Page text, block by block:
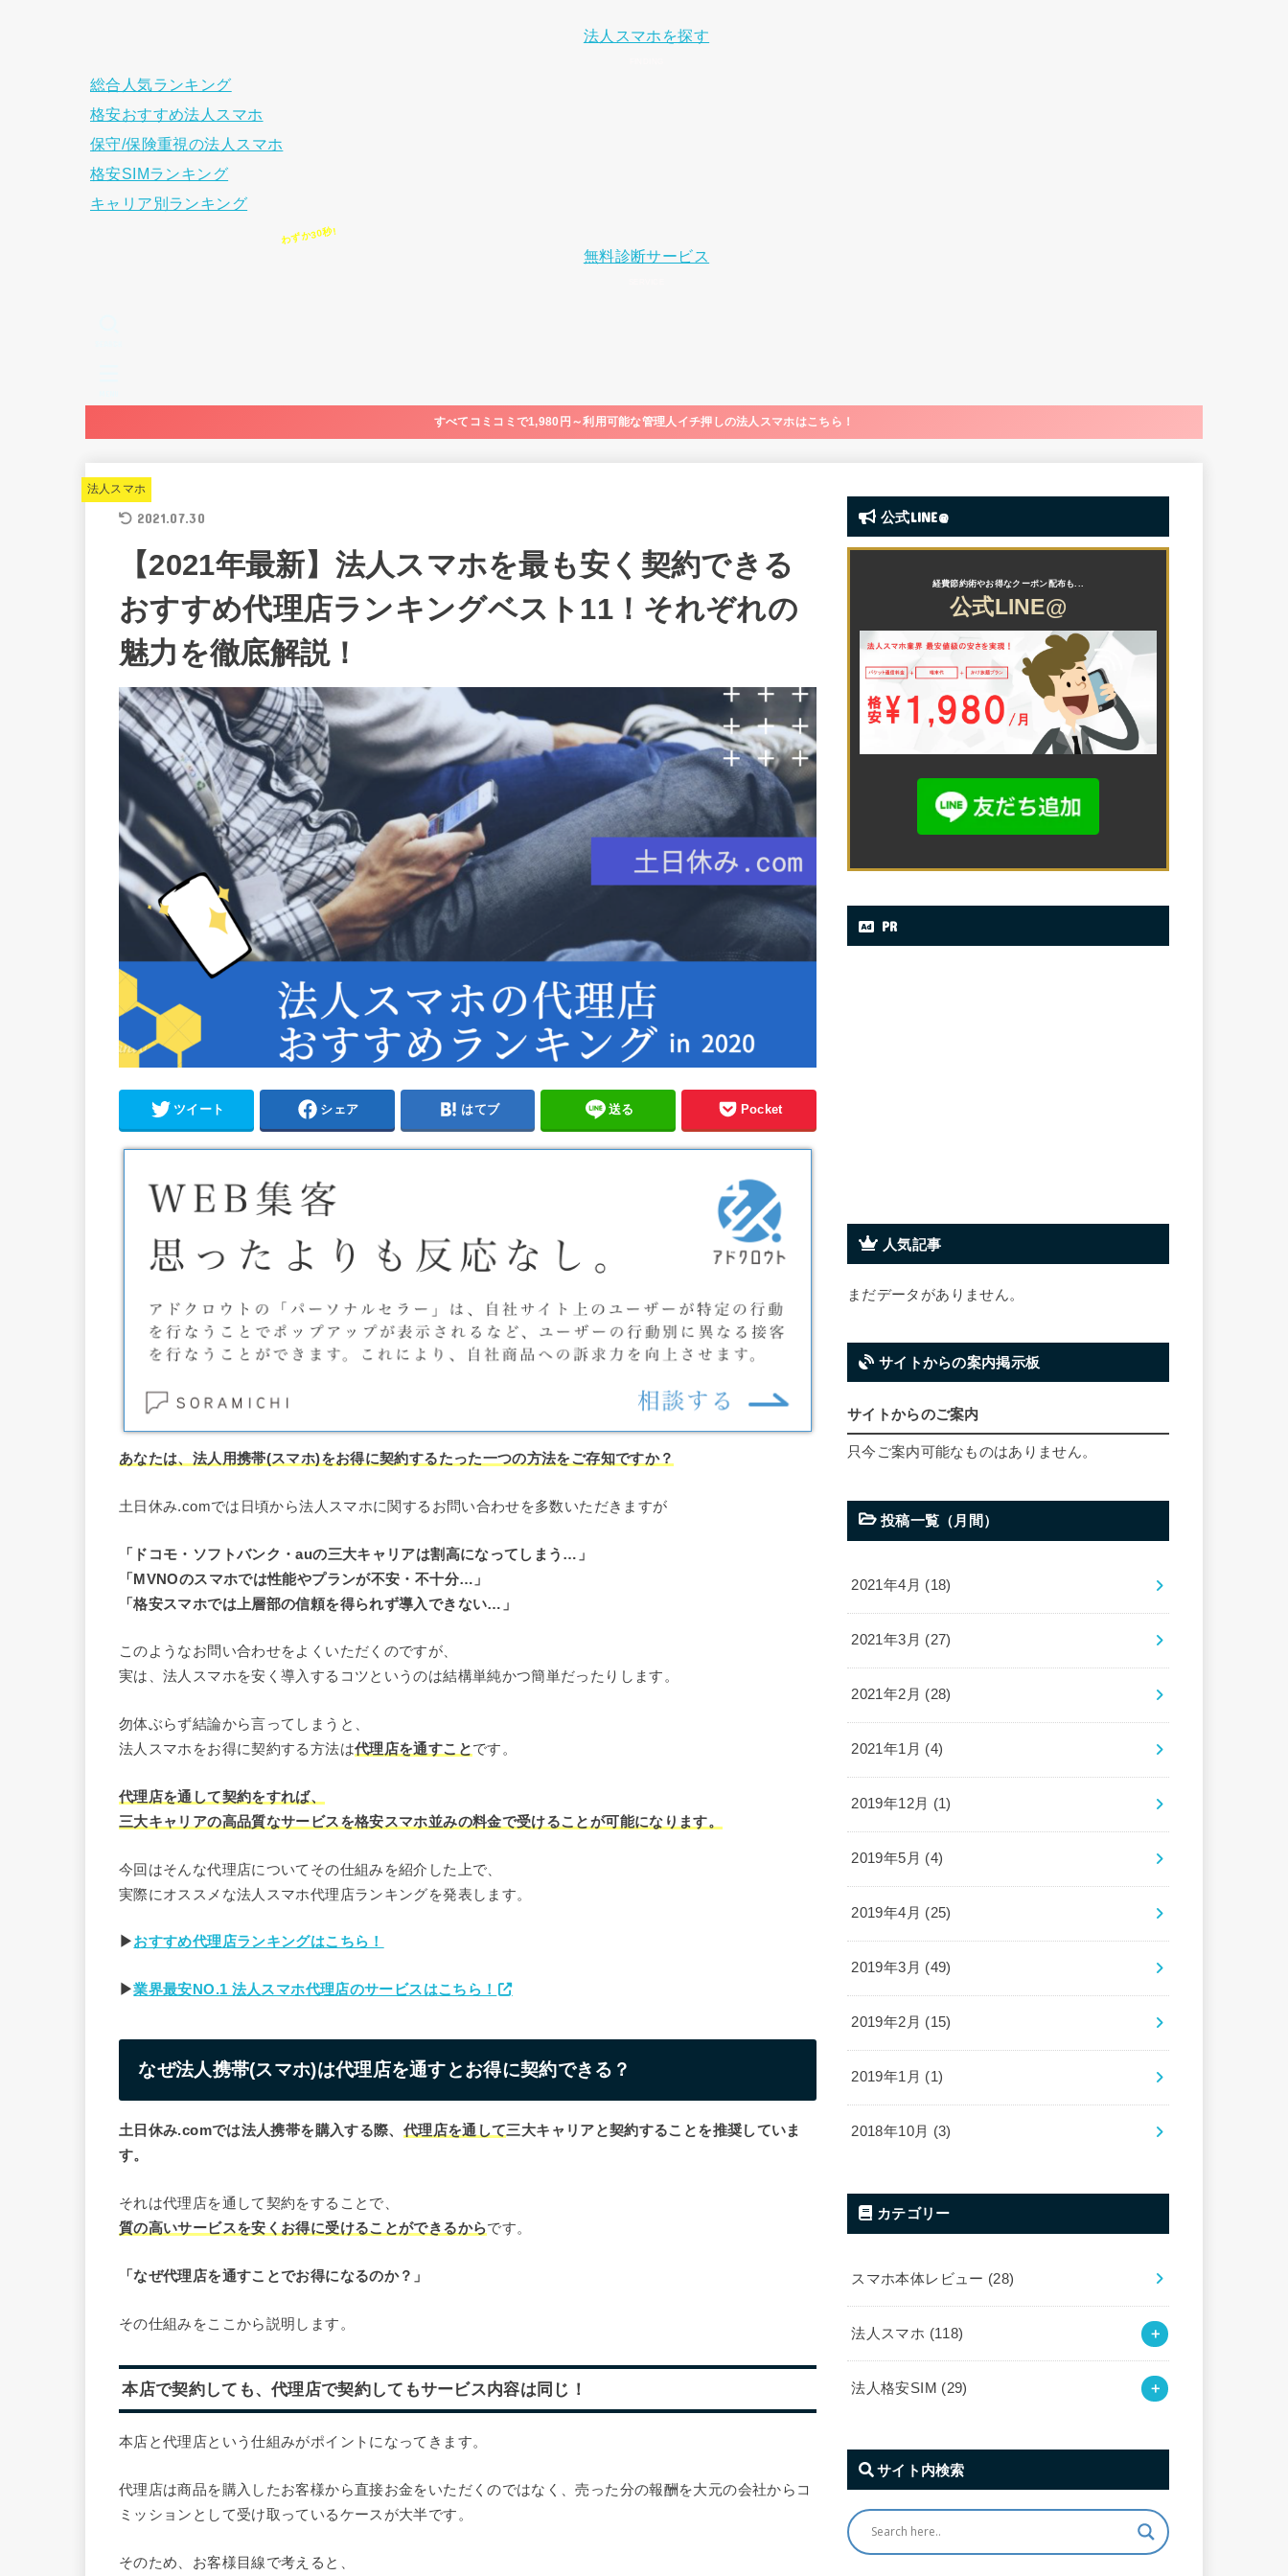
法人スマホを探す
総合人気ランキング
格安おすすめ法人スマホ
保守/保険重視の法人スマホ
格安SIMランキング
キャリア別ランキング
無料診断サービス
すべてコミコミで1,980円～利用可能な管理人イチ押しの法人スマホはこちら！
法人スマホ
2021.07.30
【2021年最新】法人スマホを最も安く契約できる
おすすめ代理店ランキングベスト11！それぞれの
魅力を徹底解説！
ツイート シェア はてブ 送る Pocket
あなたは、法人用携帯(スマホ)をお得に契約するたった一つの方法をご存知ですか？
土日休み.comでは日頃から法人スマホに関するお問い合わせを多数いただきますが
「ドコモ・ソフトバンク・auの三大キャリアは割高になってしまう…」
「MVNOのスマホでは性能やプランが不安・不十分…」
「格安スマホでは上層部の信頼を得られず導入できない…」
このようなお問い合わせをよくいただくのですが、
実は、法人スマホを安く導入するコツというのは結構単純かつ簡単だったりします。
勿体ぶらず結論から言ってしまうと、
法人スマホをお得に契約する方法は代理店を通すことです。
代理店を通して契約をすれば、
三大キャリアの高品質なサービスを格安スマホ並みの料金で受けることが可能になります。
今回はそんな代理店についてその仕組みを紹介した上で、
実際にオススメな法人スマホ代理店ランキングを発表します。
▶おすすめ代理店ランキングはこちら！
▶業界最安NO.1 法人スマホ代理店のサービスはこちら！
なぜ法人携帯(スマホ)は代理店を通すとお得に契約できる？
土日休み.comでは法人携帯を購入する際、 代理店を通して三大キャリアと契約することを推奨していま
す。
それは代理店を通して契約をすることで、
質の高いサービスを安くお得に受けることができるからです。
「なぜ代理店を通すことでお得になるのか？」
その仕組みをここから説明します。
本店で契約しても、代理店で契約してもサービス内容は同じ！
本店と代理店という仕組みがポイントになってきます。
代理店は商品を購入したお客様から直接お金をいただくのではなく、売った分の報酬を大元の会社からコ
ミッションとして受け取っているケースが大半です。
そのため、お客様目線で考えると、
公式LINE@
公式LINE@
PR
人気記事
まだデータがありません。
サイトからの案内掲示板
サイトからのご案内
只今ご案内可能なものはありません。
投稿一覧（月間）
2021年4月 (18)
2021年3月 (27)
2021年2月 (28)
2021年1月 (4)
2019年12月 (1)
2019年5月 (4)
2019年4月 (25)
2019年3月 (49)
2019年2月 (15)
2019年1月 (1)
2018年10月 (3)
カテゴリー
スマホ本体レビュー (28)
法人スマホ (118)
法人格安SIM (29)
サイト内検索